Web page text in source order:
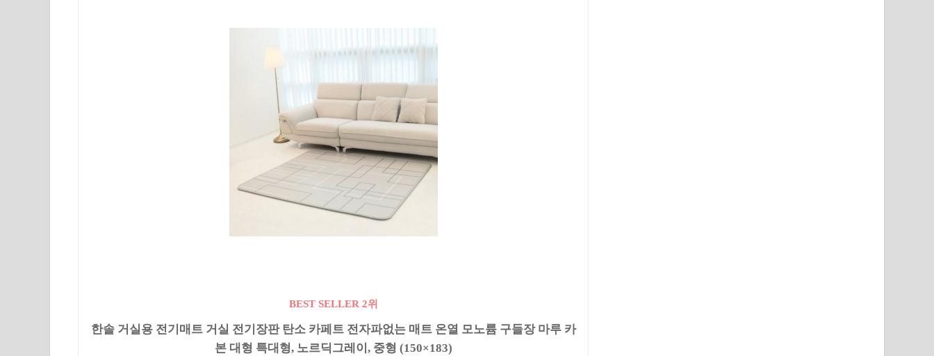
BEST SELLER 2위
한솔 거실용 전기매트 거실 전기장판 탄소 카페트 전자파없는 매트 온열 모노륨 구들장 마루 카
본 대형 특대형, 노르딕그레이, 중형 (150×183)